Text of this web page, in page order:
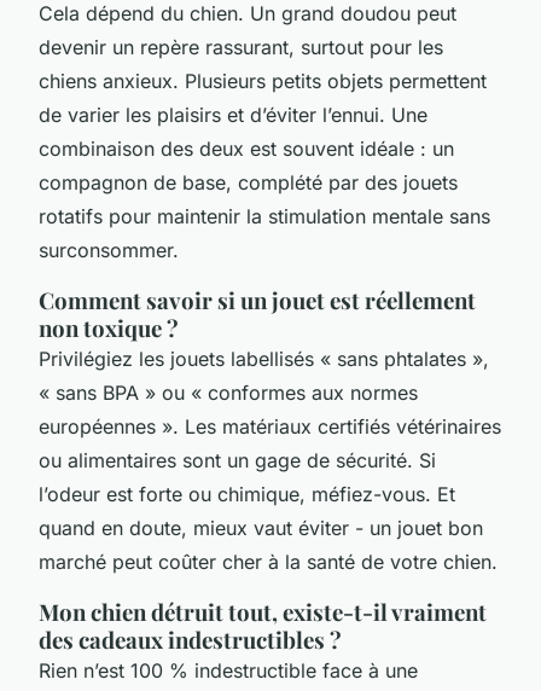
Cela dépend du chien. Un grand doudou peut
devenir un repère rassurant, surtout pour les
chiens anxieux. Plusieurs petits objets permettent
de varier les plaisirs et d’éviter l’ennui. Une
combinaison des deux est souvent idéale : un
compagnon de base, complété par des jouets
rotatifs pour maintenir la stimulation mentale sans
surconsommer.
Comment savoir si un jouet est réellement
non toxique ?
Privilégiez les jouets labellisés « sans phtalates »,
« sans BPA » ou « conformes aux normes
européennes ». Les matériaux certifiés vétérinaires
ou alimentaires sont un gage de sécurité. Si
l’odeur est forte ou chimique, méfiez-vous. Et
quand en doute, mieux vaut éviter - un jouet bon
marché peut coûter cher à la santé de votre chien.
Mon chien détruit tout, existe-t-il vraiment
des cadeaux indestructibles ?
Rien n’est 100 % indestructible face à une